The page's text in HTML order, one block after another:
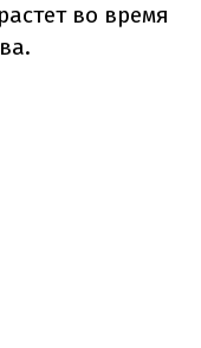
во время